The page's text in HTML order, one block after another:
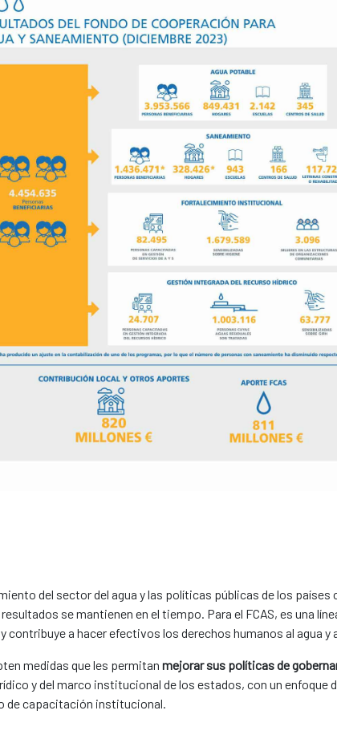
del sector del agua y las políticas públicas de los países
se mantienen en el tiempo. Para el FCAS, es una
contribuye a hacer efectivos los derechos humanos al agua y
medidas que les permitan mejorar sus políticas de
y del marco institucional de los estados, con un enfoque
de capacitación institucional.